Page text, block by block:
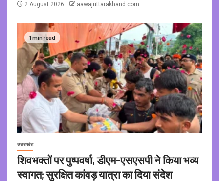
2 August 2026 aawajuttarakhand.com
1 min read
उत्तराखंड
शिवभक्तों पर पुष्पवर्षा, डीएम-एसएसपी ने किया भव्य
स्वागत; सुरक्षित कांवड़ यात्रा का दिया संदेश